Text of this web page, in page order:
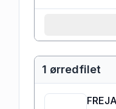
1 ørredfilet